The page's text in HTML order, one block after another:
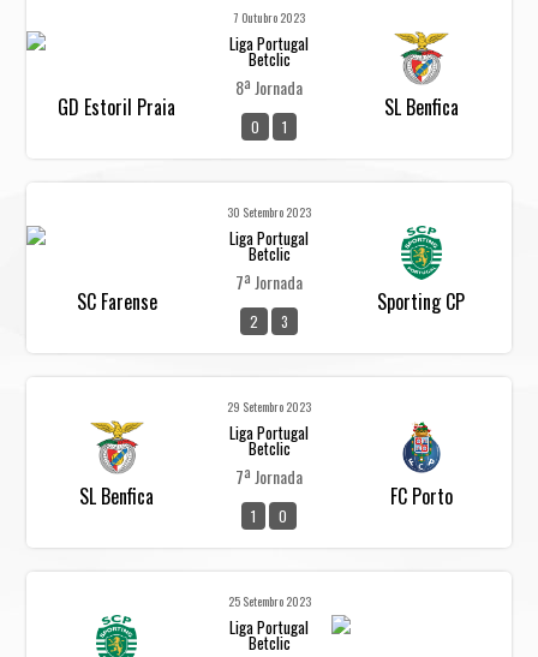
GD Estoril Praia
7 Outubro 2023
Liga Portugal
Betclic
8ª Jornada
0 1
SL Benfica
SC Farense
30 Setembro 2023
Liga Portugal
Betclic
7ª Jornada
2 3
Sporting CP
SL Benfica
29 Setembro 2023
Liga Portugal
Betclic
7ª Jornada
1 0
FC Porto
25 Setembro 2023
Liga Portugal
Betclic